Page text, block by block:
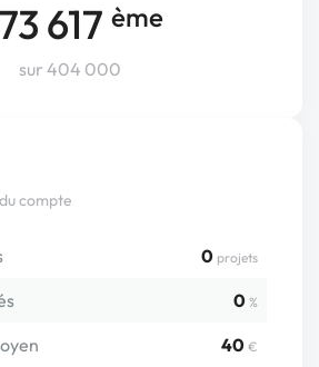
617 ème
sur 404 000
compte
0 projets
0 %
40 €